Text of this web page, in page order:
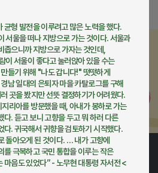
집니다.
1946
균형 발전을 이루려고 많은 노력을 했다.
서울을 떠나 지방으로 가는 것이다. 서울과
좁으니까 지방으로 가자는 것인데,
이 서울이 좋다고 눌러앉아 있을 수는
들기 위해 "나도 갑니다!" 떳떳하게
남 일대의 은퇴자 마을 카탈로그를 구해
곳을 봤지만 선뜻 결정하기가 어려웠다.
리아를 방문했을 때, 아내가 봉하로 가는
다. 듣고 보니 고향을 두고 뭐 하러 다른
다. 귀국해서 귀향을 검토하기 시작했다.
돌아오게 된 것이다. … 내가 고향에
를 극복하고 국민 통합을 이루는 작은
마음도 있었다” - 노무현 대통령 자서전 <